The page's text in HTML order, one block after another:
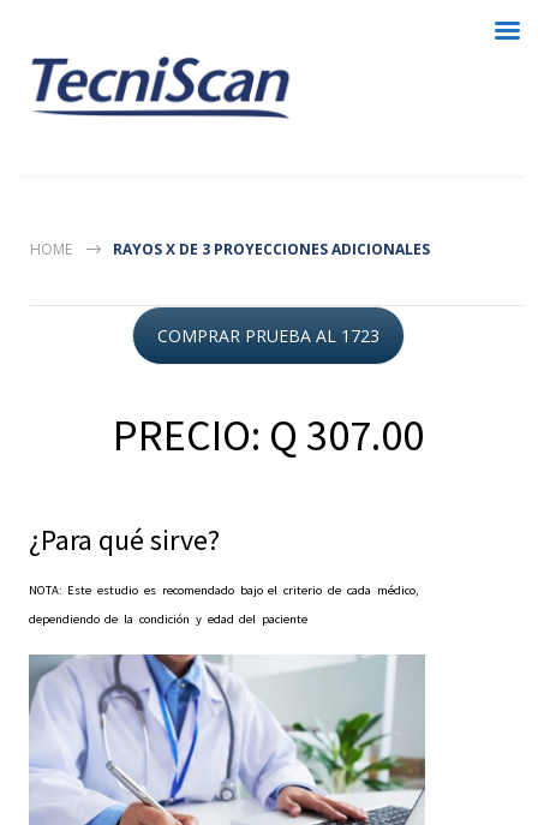
HOME RAYOS X DE 3 PROYECCIONES ADICIONALES
COMPRAR PRUEBA AL 1723
PRECIO: Q 307.00
¿Para qué sirve?
NOTA: Este estudio es recomendado bajo el criterio de cada médico,
dependiendo de la condición y edad del paciente